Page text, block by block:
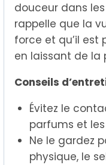
douceur dans
rappelle que la
force et qu’il est
en laissant de la
Conseils
Évitez le
parfums et
Ne le gardez
physique, le